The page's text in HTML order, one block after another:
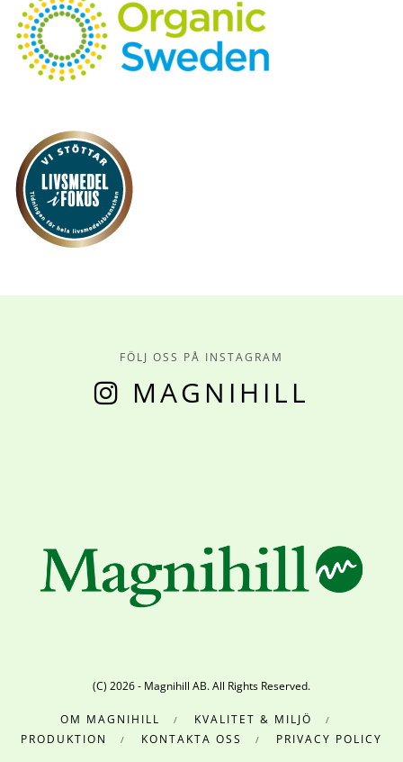
FÖLJ OSS PÅ INSTAGRAM
MAGNIHILL
(C) 2026 - Magnihill AB. All Rights Reserved.
OM MAGNIHILL
KVALITET & MILJÖ
PRODUKTION
KONTAKTA OSS PRIVACY POLICY